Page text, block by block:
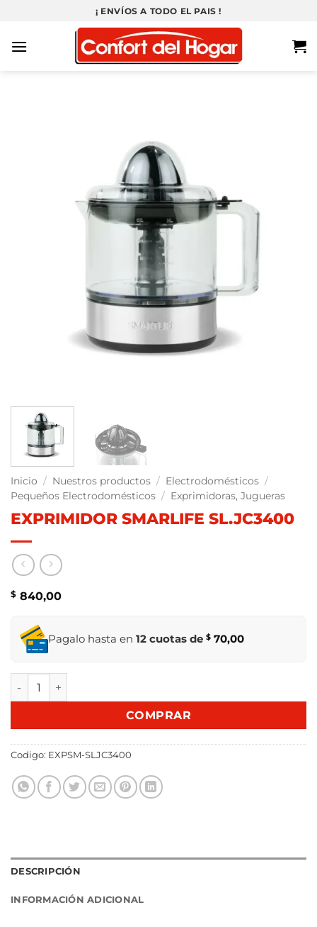
contenido
¡ ENVÍOS A TODO EL PAIS !
Inicio / Nuestros productos / Electrodomésticos /
Pequeños Electrodomésticos / Exprimidoras, Jugueras
EXPRIMIDOR SMARLIFE SL.JC3400
$ 840,00
Pagalo hasta en 12 cuotas de $ 70,00
EXPRIMIDOR SMARLIFE SL.JC3400 cantidad
COMPRAR
Codigo: EXPSM-SLJC3400
DESCRIPCIÓN
INFORMACIÓN ADICIONAL